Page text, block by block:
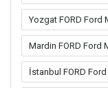
Yozgat FORD Ford
Mardin FORD Ford
İstanbul FORD